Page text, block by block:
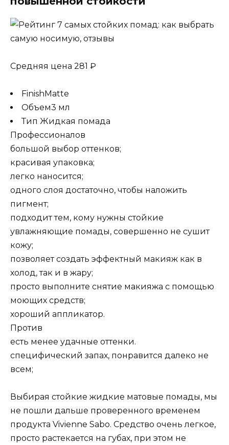
Средняя цена 281 ₽
FinishMatte
Объем3 мл
Тип Жидкая помада
Профессионалов
большой выбор оттенков;
красивая упаковка;
легко наносится;
одного слоя достаточно, чтобы наложить
пигмент;
подходит тем, кому нужны стойкие
увлажняющие помады, совершенно не сушит
кожу;
позволяет создать эффектный макияж как в
холод, так и в жару;
просто выполните снятие макияжа с помощью
моющих средств;
хороший аппликатор.
Против
есть менее удачные оттенки.
специфический запах, понравится далеко не
всем;
Выбирая стойкие жидкие матовые помады, мы
не пошли дальше проверенного временем
продукта Vivienne Sabo. Средство очень легкое,
просто растекается на губах, при этом не